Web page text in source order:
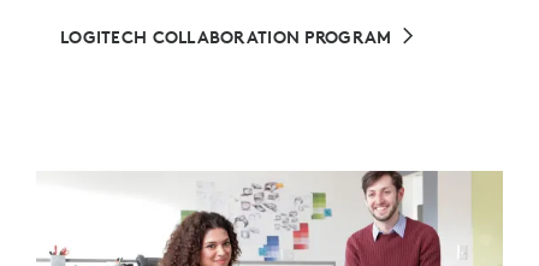
LOGITECH COLLABORATION PROGRAM